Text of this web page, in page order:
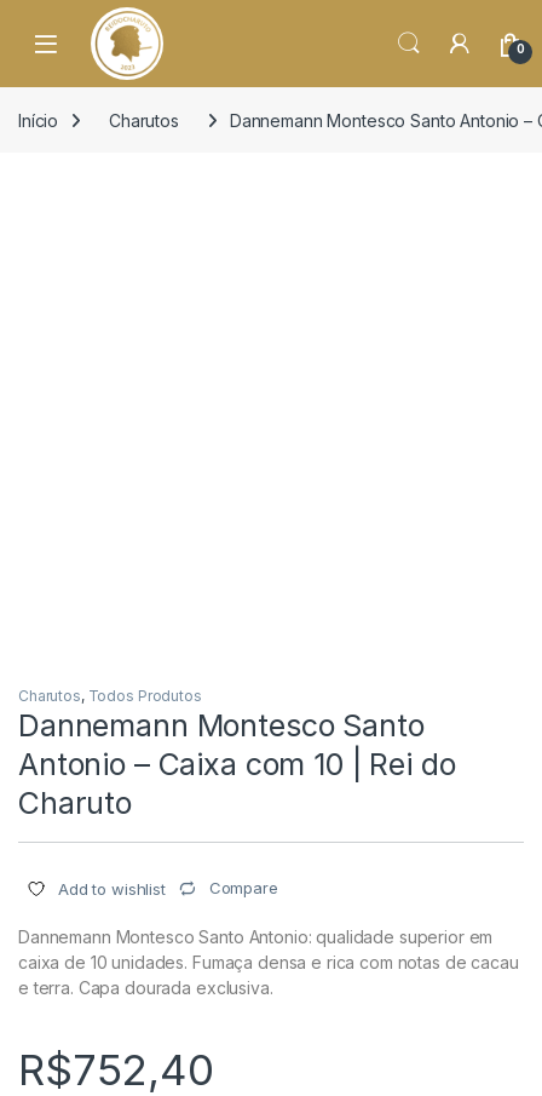
Open 0
Início Charutos Dannemann Montesco Santo Antonio –
Charutos, Todos Produtos
Dannemann Montesco Santo
Antonio – Caixa com 10 | Rei do
Charuto
Add to wishlist Compare
Dannemann Montesco Santo Antonio: qualidade superior em
caixa de 10 unidades. Fumaça densa e rica com notas de cacau
e terra. Capa dourada exclusiva.
R$752,40